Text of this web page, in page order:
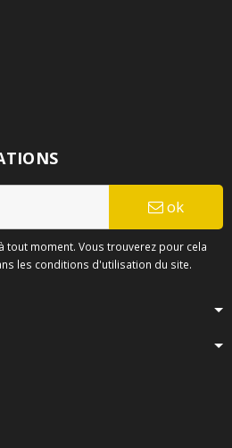
ok
tout moment. Vous trouverez pour cela
les conditions d'utilisation du site.